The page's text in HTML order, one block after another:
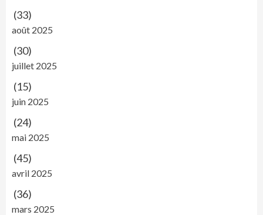
(33)
août 2025
(30)
juillet 2025
(15)
juin 2025
(24)
mai 2025
(45)
avril 2025
(36)
mars 2025